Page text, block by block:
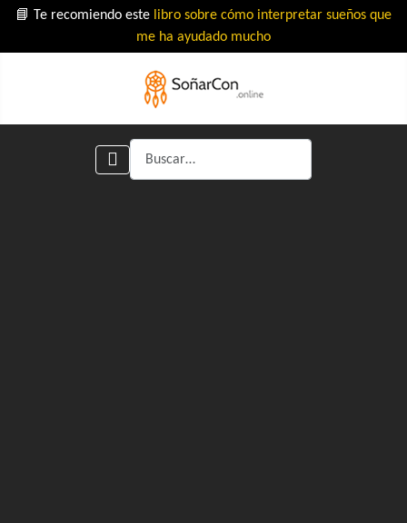
📘 Te recomiendo este libro sobre cómo interpretar sueños que
me ha ayudado mucho
Buscar